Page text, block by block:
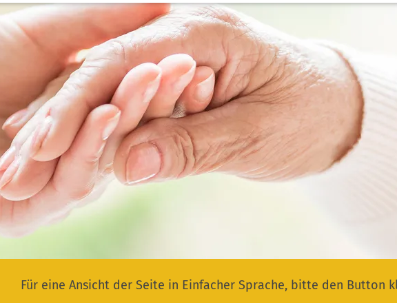
Für eine Ansicht der Seite in Einfacher Sprache, bitte den Button